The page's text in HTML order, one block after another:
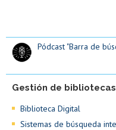
Pódcast "Barra de
Gestión de bibliotecas
Biblioteca Digital
Sistemas de búsqueda